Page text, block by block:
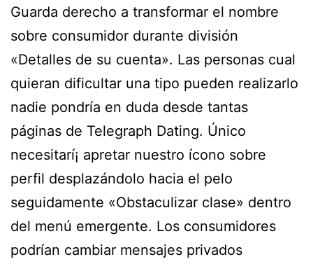
Guarda derecho a transformar el nombre
sobre consumidor durante división
«Detalles de su cuenta». Las personas cual
quieran dificultar una tipo pueden realizarlo
nadie pondrí­a en duda desde tantas
páginas de Telegraph Dating. Único
necesitarí¡ apretar nuestro ícono sobre
perfil desplazándolo hacia el pelo
seguidamente «Obstaculizar clase» dentro
del menú emergente. Los consumidores
podrían cambiar mensajes privados